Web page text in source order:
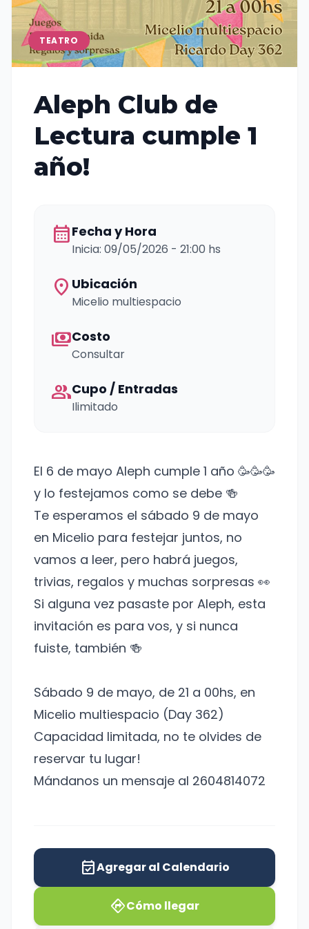
TEATRO
Aleph Club de
Lectura cumple 1
año!
calendar_monthFecha y Hora
Inicia: 09/05/2026 - 21:00 hs
location_on Ubicación
Micelio multiespacio
paymentsCosto
Consultar
groupCupo / Entradas
Ilimitado
El 6 de mayo Aleph cumple 1 año 🥳🥳🥳
y lo festejamos como se debe 🍻
Te esperamos el sábado 9 de mayo
en Micelio para festejar juntos, no
vamos a leer, pero habrá juegos,
trivias, regalos y muchas sorpresas 👀
Si alguna vez pasaste por Aleph, esta
invitación es para vos, y si nunca
fuiste, también 🍻
Sábado 9 de mayo, de 21 a 00hs, en
Micelio multiespacio (Day 362)
Capacidad limitada, no te olvides de
reservar tu lugar!
Mándanos un mensaje al 2604814072
event_availableAgregar al Calendario
directionsCómo llegar